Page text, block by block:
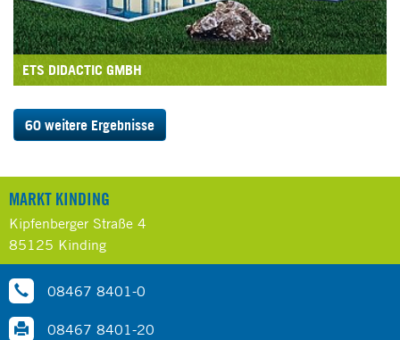
ETS DIDACTIC GMBH
60 weitere Ergebnisse
MARKT KINDING
Kipfenberger Straße 4
85125 Kinding
08467 8401-0
08467 8401-20